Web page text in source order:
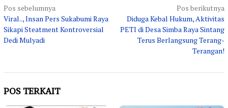
Navigasi
pos
Pos sebelumnya
Viral.., Insan Pers Sukabumi Raya
Sikapi Steatment Kontroversial
Dedi Mulyadi
Pos berikutnya
Diduga Kebal Hukum, Aktivitas
PETI di Desa Simba Raya Sintang
Terus Berlangsung Terang-
Terangan!
POS TERKAIT